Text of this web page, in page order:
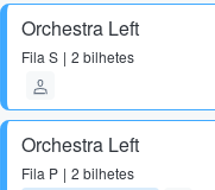
Orchestra Left
Fila S 2 bilhetes
Orchestra Left
Fila P
2 bilhetes